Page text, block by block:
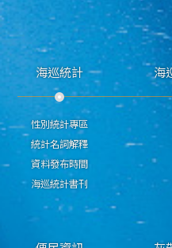
海巡統計
性別統計專區
統計名詞解釋
資料發布時間
海巡統計書刊
海